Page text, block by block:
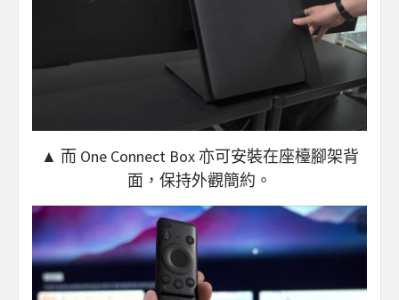
▲ 而 One Connect Box 亦可安裝在座檯腳架背
面，保持外觀簡約。